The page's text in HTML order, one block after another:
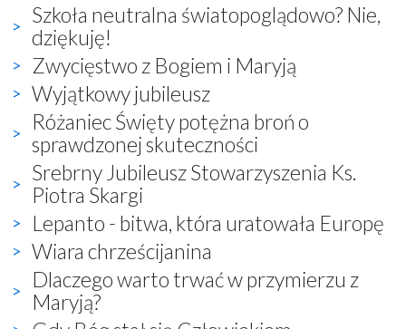
Szkoła neutralna światopoglądowo? Nie,
dziękuję!
Zwycięstwo z Bogiem i Maryją
Wyjątkowy jubileusz
Różaniec Święty potężna broń o
sprawdzonej skuteczności
Srebrny Jubileusz Stowarzyszenia Ks.
Piotra Skargi
Lepanto - bitwa, która uratowała Europę
Wiara chrześcijanina
Dlaczego warto trwać w przymierzu z
Maryją?